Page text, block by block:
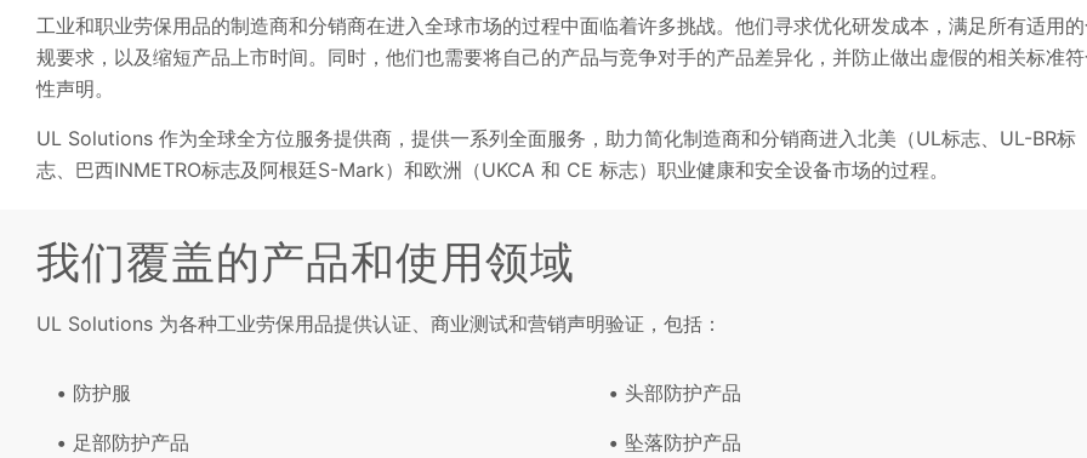
工业和职业劳保用品的制造商和分销商在进入全球市场的过程中面临着许多挑战。他们寻求优化研发成本，满足所有适用
规要求，以及缩短产品上市时间。同时，他们也需要将自己的产品与竞争对手的产品差异化，并防止做出虚假的相关标准
性声明。
UL Solutions 作为全球全方位服务提供商，提供一系列全面服务，助力简化制造商和分销商进入北美（UL标志、UL-BR标
志、巴西INMETRO标志及阿根廷S-Mark）和欧洲（UKCA 和 CE 标志）职业健康和安全设备市场的过程。
我们覆盖的产品和使用领域
UL Solutions 为各种工业劳保用品提供认证、商业测试和营销声明验证，包括：
防护服
足部防护产品
头部防护产品
坠落防护产品